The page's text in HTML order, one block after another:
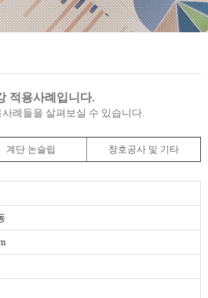
적용사례입니다.
례들을 살펴보실 수 있습니다.
계단 논슬립 창호공사 및 기타